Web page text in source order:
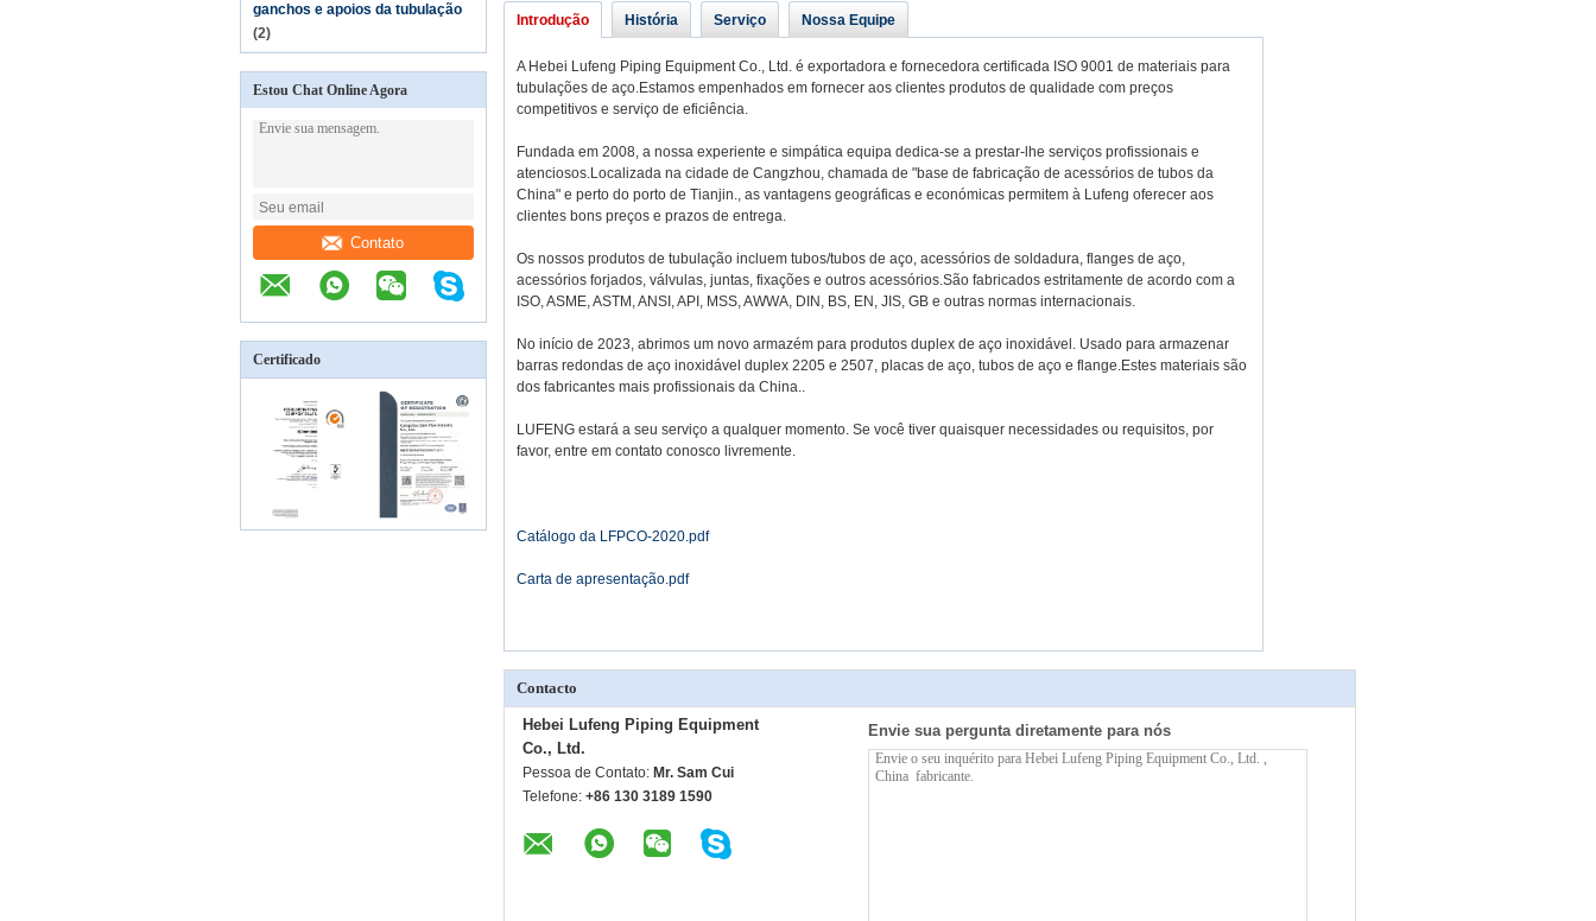
ganchos e apoios da tubulação
(2)
Estou Chat Online Agora
Contato
Certificado
Introdução História Serviço Nossa Equipe
A Hebei Lufeng Piping Equipment Co., Ltd. é exportadora e fornecedora certificada ISO 9001 de materiais para
tubulações de aço.Estamos empenhados em fornecer aos clientes produtos de qualidade com preços
competitivos e serviço de eficiência.
Fundada em 2008, a nossa experiente e simpática equipa dedica-se a prestar-lhe serviços profissionais e
atenciosos.Localizada na cidade de Cangzhou, chamada de "base de fabricação de acessórios de tubos da
China" e perto do porto de Tianjin., as vantagens geográficas e económicas permitem à Lufeng oferecer aos
clientes bons preços e prazos de entrega.
Os nossos produtos de tubulação incluem tubos/tubos de aço, acessórios de soldadura, flanges de aço,
acessórios forjados, válvulas, juntas, fixações e outros acessórios.São fabricados estritamente de acordo com a
ISO, ASME, ASTM, ANSI, API, MSS, AWWA, DIN, BS, EN, JIS, GB e outras normas internacionais.
No início de 2023, abrimos um novo armazém para produtos duplex de aço inoxidável. Usado para armazenar
barras redondas de aço inoxidável duplex 2205 e 2507, placas de aço, tubos de aço e flange.Estes materiais são
dos fabricantes mais profissionais da China..
LUFENG estará a seu serviço a qualquer momento. Se você tiver quaisquer necessidades ou requisitos, por
favor, entre em contato conosco livremente.
Catálogo da LFPCO-2020.pdf
Carta de apresentação.pdf
Contacto
Hebei Lufeng Piping Equipment
Co., Ltd.
Pessoa de Contato: Mr. Sam Cui
Telefone: +86 130 3189 1590
Envie sua pergunta diretamente para nós